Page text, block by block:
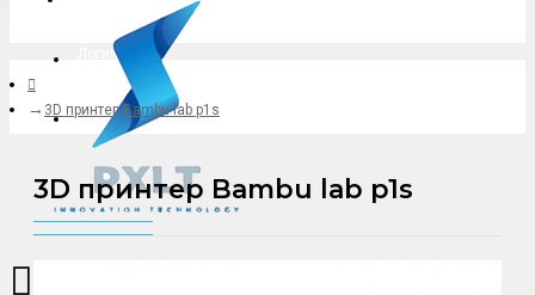
Логин
+79775619766
3D принтер Bambu lab p1s
3D принтер Bambu lab p1s